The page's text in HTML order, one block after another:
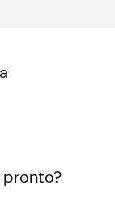
pronto?